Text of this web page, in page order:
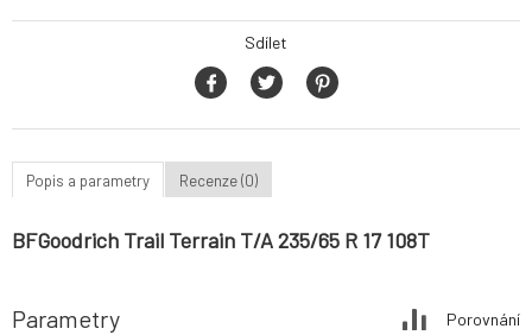
Sdílet
Popis a parametry Recenze (0)
BFGoodrich Trail Terrain T/A 235/65 R 17 108T
Parametry Porovnání